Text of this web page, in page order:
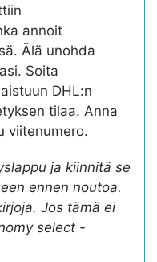
annoit
Älä unohda
Soita
DHL:n
tilaa. Anna
viitenumero.
ja kiinnitä se
ennen noutoa.
Jos tämä ei
select -